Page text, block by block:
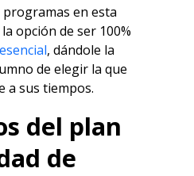
en esta
opción de ser 100%
, dándole la
de elegir la que
a sus tiempos.
del plan
de